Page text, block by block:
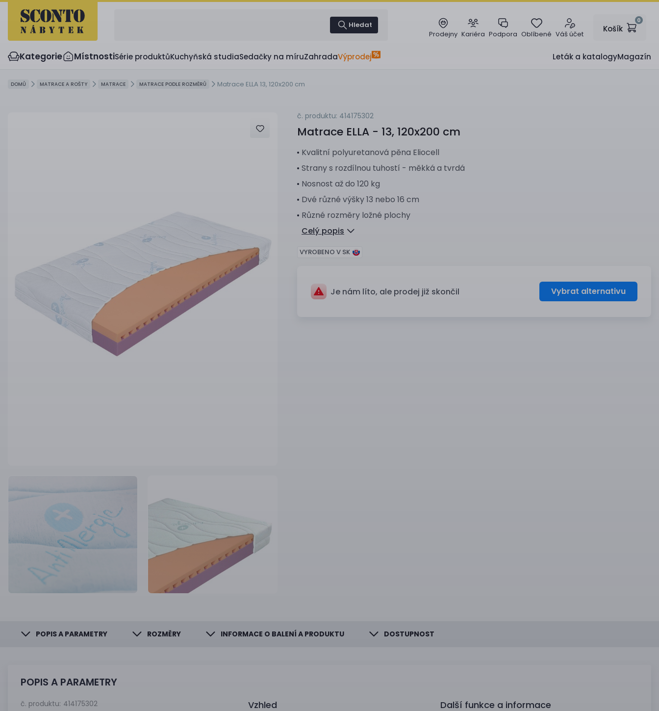
Hledat
Prodejny Kariéra Podpora Oblíbené Váš účet
Košík
0
Kategorie MístnostiSérie produktůKuchyňská studiaSedačky na míruZahradaVýprodej Leták a katalogyMagazín
DOMŮ MATRACE A ROŠTY MATRACE MATRACE PODLE ROZMĚRŮ Matrace ELLA 13, 120x200 cm
č. produktu: 414175302
Matrace ELLA - 13, 120x200 cm
Kvalitní polyuretanová pěna Eliocell
Strany s rozdílnou tuhostí - měkká a tvrdá
Nosnost až do 120 kg
Dvé různé výšky 13 nebo 16 cm
Různé rozměry ložné plochy
Celý popis
VYROBENO V SK
Je nám líto, ale prodej již skončil Vybrat alternativu
POPIS A PARAMETRY ROZMĚRY INFORMACE O BALENÍ A PRODUKTU DOSTUPNOST
POPIS A PARAMETRY
č. produktu: 414175302 Vzhled Další funkce a informace